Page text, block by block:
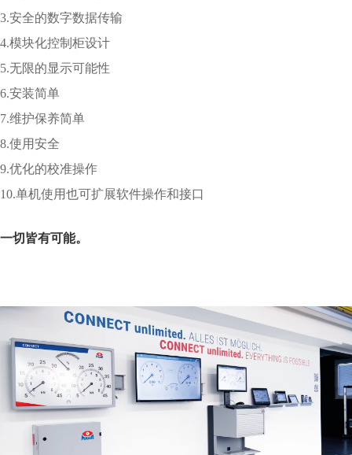
3.安全的数字数据传输
4.模块化控制柜设计
5.无限的显示可能性
6.安装简单
7.维护保养简单
8.使用安全
9.优化的校准操作
10.单机使用也可扩展软件操作和接口
一切皆有可能。